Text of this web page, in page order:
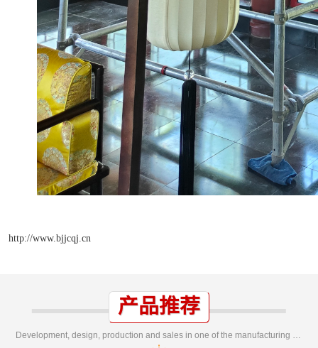
http://www.bjjcqj.cn
产品推荐